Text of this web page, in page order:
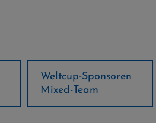
Regions-Partner